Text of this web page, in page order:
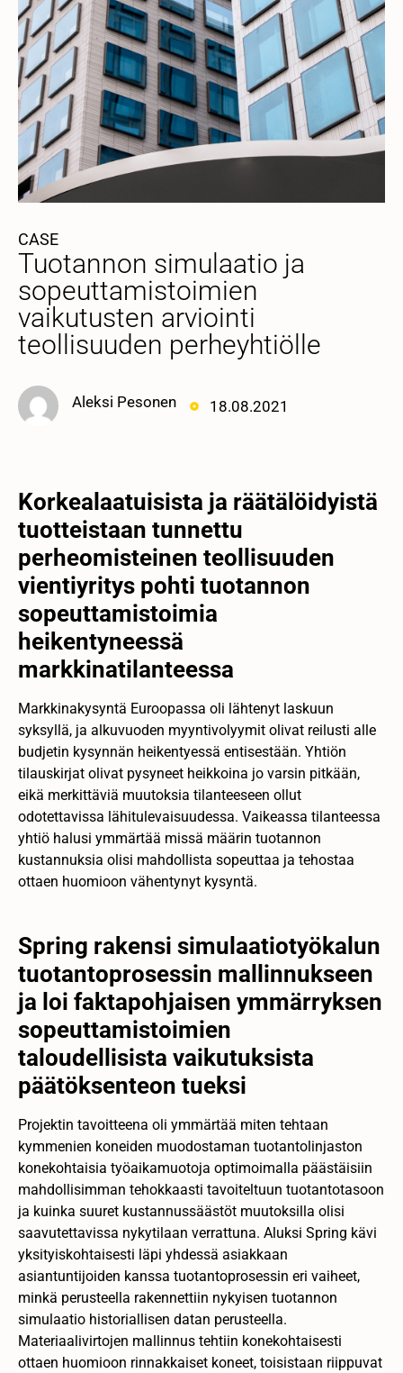
CASE
Tuotannon simulaatio ja
sopeuttamistoimien
vaikutusten arviointi
teollisuuden perheyhtiölle
Aleksi Pesonen 18.08.2021
Korkealaatuisista ja räätälöidyistä
tuotteistaan tunnettu
perheomisteinen teollisuuden
vientiyritys pohti tuotannon
sopeuttamistoimia
heikentyneessä
markkinatilanteessa
Markkinakysyntä Euroopassa oli lähtenyt laskuun
syksyllä, ja alkuvuoden myyntivolyymit olivat reilusti alle
budjetin kysynnän heikentyessä entisestään. Yhtiön
tilauskirjat olivat pysyneet heikkoina jo varsin pitkään,
eikä merkittäviä muutoksia tilanteeseen ollut
odotettavissa lähitulevaisuudessa. Vaikeassa tilanteessa
yhtiö halusi ymmärtää missä määrin tuotannon
kustannuksia olisi mahdollista sopeuttaa ja tehostaa
ottaen huomioon vähentynyt kysyntä.
Spring rakensi simulaatiotyökalun
tuotantoprosessin mallinnukseen
ja loi faktapohjaisen ymmärryksen
sopeuttamistoimien
taloudellisista vaikutuksista
päätöksenteon tueksi
Projektin tavoitteena oli ymmärtää miten tehtaan
kymmenien koneiden muodostaman tuotantolinjaston
konekohtaisia työaikamuotoja optimoimalla päästäisiin
mahdollisimman tehokkaasti tavoiteltuun tuotantotasoon
ja kuinka suuret kustannussäästöt muutoksilla olisi
saavutettavissa nykytilaan verrattuna. Aluksi Spring kävi
yksityiskohtaisesti läpi yhdessä asiakkaan
asiantuntijoiden kanssa tuotantoprosessin eri vaiheet,
minkä perusteella rakennettiin nykyisen tuotannon
simulaatio historiallisen datan perusteella.
Materiaalivirtojen mallinnus tehtiin konekohtaisesti
ottaen huomioon rinnakkaiset koneet, toisistaan riippuvat